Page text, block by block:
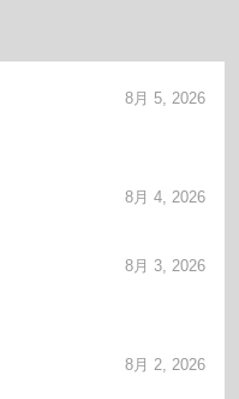
8月 5, 2026
8月 4, 2026
8月 3, 2026
8月 2, 2026